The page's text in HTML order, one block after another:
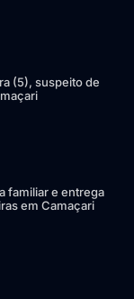
(5), suspeito de
familiar e entrega
em Camaçari